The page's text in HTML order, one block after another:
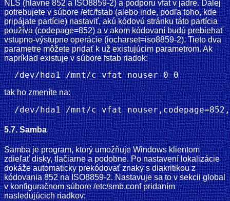
NLS (hlavne 852 a ISO8859-2) a podporu vfat v jadre. Ďalej
potrebujete v súbore /etc/fstab (alebo inde, podľa toho, kde
pripájate partície) nastaviť, akú kódovú stránku táto partícia
používa (codepage=852) a v akom kódovaní budú prebiehať
vstupno-výstupne operácie (iocharset=iso8859-2). Tieto dva
parametre môžete pridať k už existujúcim parametrom. Ak
napríklad existuje v súbore fstab riadok:
tak ho zmeníte na:
5.7. Samba
Samba je program, ktorý umožňuje Windows klientom
zdieľať disky, tlačiarne a podobne. Po nastavení lokalizácie
dokáže automaticky prekódovať znaky s diakritikou z
kódovania 852 na ISO8859-2. Nastavuje sa to v sekcii global
v konfiguračnom súbore /etc/smb.conf pridaním
nasledujúcich riadkov: